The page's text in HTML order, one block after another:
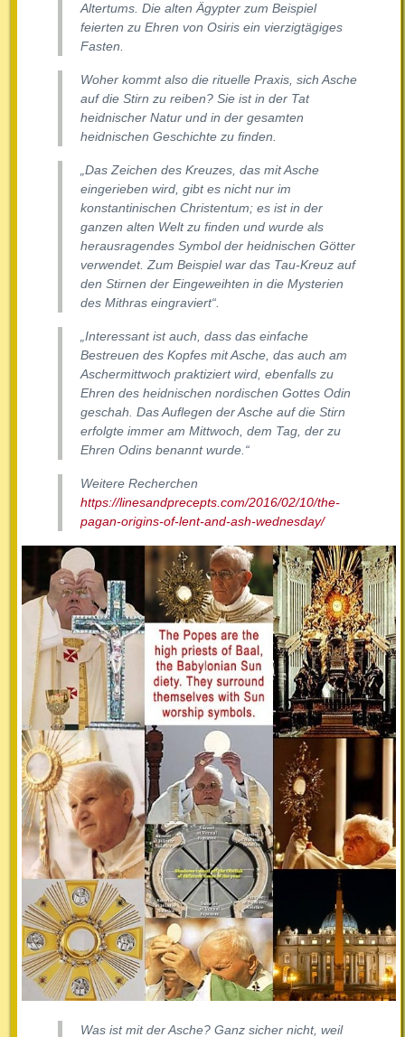
Altertums. Die alten Ägypter zum Beispiel
feierten zu Ehren von Osiris ein vierzigtägiges
Fasten.
Woher kommt also die rituelle Praxis, sich Asche
auf die Stirn zu reiben? Sie ist in der Tat
heidnischer Natur und in der gesamten
heidnischen Geschichte zu finden.
„Das Zeichen des Kreuzes, das mit Asche
eingerieben wird, gibt es nicht nur im
konstantinischen Christentum; es ist in der
ganzen alten Welt zu finden und wurde als
herausragendes Symbol der heidnischen Götter
verwendet. Zum Beispiel war das Tau-Kreuz auf
den Stirnen der Eingeweihten in die Mysterien
des Mithras eingraviert“.
„Interessant ist auch, dass das einfache
Bestreuen des Kopfes mit Asche, das auch am
Aschermittwoch praktiziert wird, ebenfalls zu
Ehren des heidnischen nordischen Gottes Odin
geschah. Das Auflegen der Asche auf die Stirn
erfolgte immer am Mittwoch, dem Tag, der zu
Ehren Odins benannt wurde.“
Weitere Recherchen
https://linesandprecepts.com/2016/02/10/the-
pagan-origins-of-lent-and-ash-wednesday/
Was ist mit der Asche? Ganz sicher nicht, weil